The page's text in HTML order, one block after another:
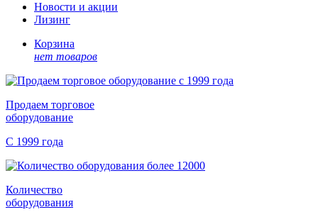
Новости и акции
Лизинг
Корзина
нет товаров
Продаем торговое
оборудование
С 1999 года
Количество
оборудования